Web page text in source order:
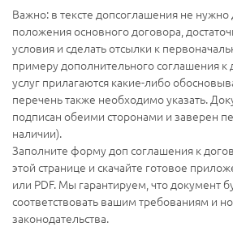
Важно: в тексте допсоглашения не нужно
положения основного договора,
условия и сделать отсылки к
примеру дополнительного соглашения к
услуг прилагаются какие-либо
перечень также необходимо указать.
подписан обеими сторонами и заверен
наличии).
Заполните форму доп соглашения к
этой странице и скачайте готовое
или PDF. Мы гарантируем, что документ
соответствовать вашим требованиям и
законодательства.